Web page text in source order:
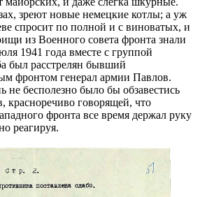
зреют новые немецкие котлы; а уж
спросит по полной и с виноватых, и
из Военного совета фронта знали
1941 года вместе с группой
был расстрелян бывший
фронтом генерал армии Павлов.
не бесполезно было бы обзавестись
красноречиво говорящей, что
фронта все время держал руку
реагируя.